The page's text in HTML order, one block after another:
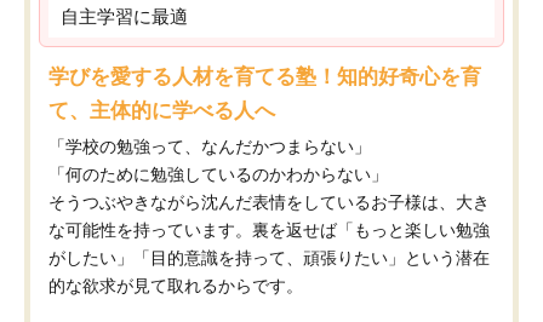
自主学習に最適
学びを愛する人材を育てる塾！知的好奇心を育
て、主体的に学べる人へ
「学校の勉強って、なんだかつまらない」
「何のために勉強しているのかわからない」
そうつぶやきながら沈んだ表情をしているお子様は、大き
な可能性を持っています。裏を返せば「もっと楽しい勉強
がしたい」「目的意識を持って、頑張りたい」という潜在
的な欲求が見て取れるからです。